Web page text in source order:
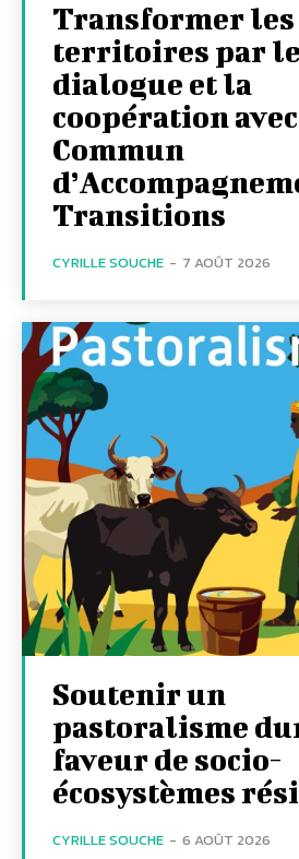
Transformer les
territoires par le
dialogue et la
coopération
Commun
Transitions
CYRILLE SOUCHE - 7 AOÛT 2026
Soutenir un
pastoralisme
faveur de socio-
écosystèmes
CYRILLE SOUCHE - 6 AOÛT 2026